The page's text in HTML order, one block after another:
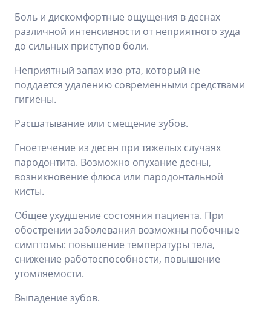
Боль и дискомфортные ощущения в деснах
различной интенсивности от неприятного зуда
до сильных приступов боли.
Неприятный запах изо рта, который не
поддается удалению современными средствами
гигиены.
Расшатывание или смещение зубов.
Гноетечение из десен при тяжелых случаях
пародонтита. Возможно опухание десны,
возникновение флюса или пародонтальной
кисты.
Общее ухудшение состояния пациента. При
обострении заболевания возможны побочные
симптомы: повышение температуры тела,
снижение работоспособности, повышение
утомляемости.
Выпадение зубов.